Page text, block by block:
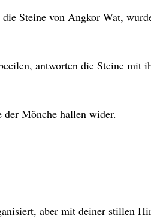
Steine von Angkor Wat,
antworten die Steine mit
Mönche hallen wider.
aber mit deiner stillen